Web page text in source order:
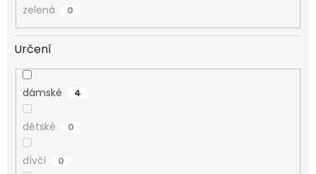
zelená 0
Určení
dámské 4
dětské 0
dívčí 0